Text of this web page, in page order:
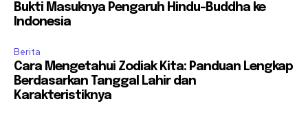
Bukti Masuknya Pengaruh Hindu-Buddha ke
Indonesia
Berita
Cara Mengetahui Zodiak Kita: Panduan Lengkap
Berdasarkan Tanggal Lahir dan
Karakteristiknya